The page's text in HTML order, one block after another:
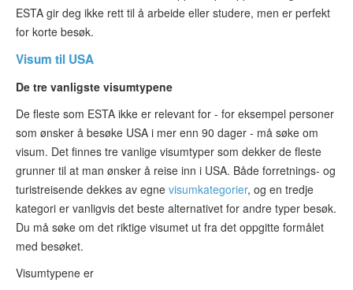
ESTA gir deg ikke rett til å arbeide eller studere, men er perfekt
for korte besøk.
Visum til USA
De tre vanligste visumtypene
De fleste som ESTA ikke er relevant for - for eksempel personer
som ønsker å besøke USA i mer enn 90 dager - må søke om
visum. Det finnes tre vanlige visumtyper som dekker de fleste
grunner til at man ønsker å reise inn i USA. Både forretnings- og
turistreisende dekkes av egne visumkategorier, og en tredje
kategori er vanligvis det beste alternativet for andre typer besøk.
Du må søke om det riktige visumet ut fra det oppgitte formålet
med besøket.
Visumtypene er